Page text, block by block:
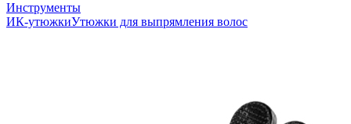
Инструменты
ИК-утюжкиУтюжки для выпрямления волос